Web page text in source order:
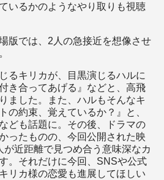
いるかのようなやり取りも視聴
版では、2人の急接近を想像させ
るキリカが、目黒演じるハルに
き合ってあげる』などと、高飛
ました。また、ハルもそんなキ
の約束、覚えているか？』と、
ども話題に。その後、ドラマの
ったものの、今回公開された映
近距離で見つめ合う意味深なカ
。それだけに今回、SNSや公式
リカ様の恋愛も進展してほしい